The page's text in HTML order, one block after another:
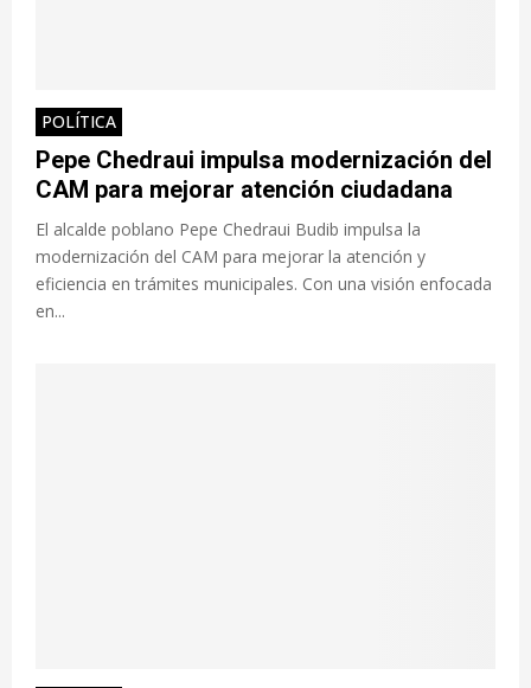
POLÍTICA
Pepe Chedraui impulsa modernización del
CAM para mejorar atención ciudadana
El alcalde poblano Pepe Chedraui Budib impulsa la
modernización del CAM para mejorar la atención y
eficiencia en trámites municipales. Con una visión enfocada
en...